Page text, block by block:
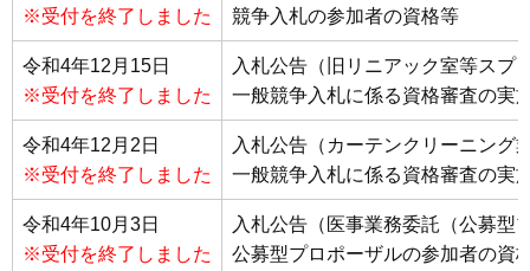
※受付を終了しました
競争入札の参加者の資格等
令和4年12月15日
※受付を終了しました
入札公告（旧リニアック室等スプ
一般競争入札に係る資格審査の実
令和4年12月2日
※受付を終了しました
入札公告（カーテンクリーニング
一般競争入札に係る資格審査の実
令和4年10月3日
※受付を終了しました
入札公告（医事業務委託（公募型
公募型プロポーザルの参加者の資